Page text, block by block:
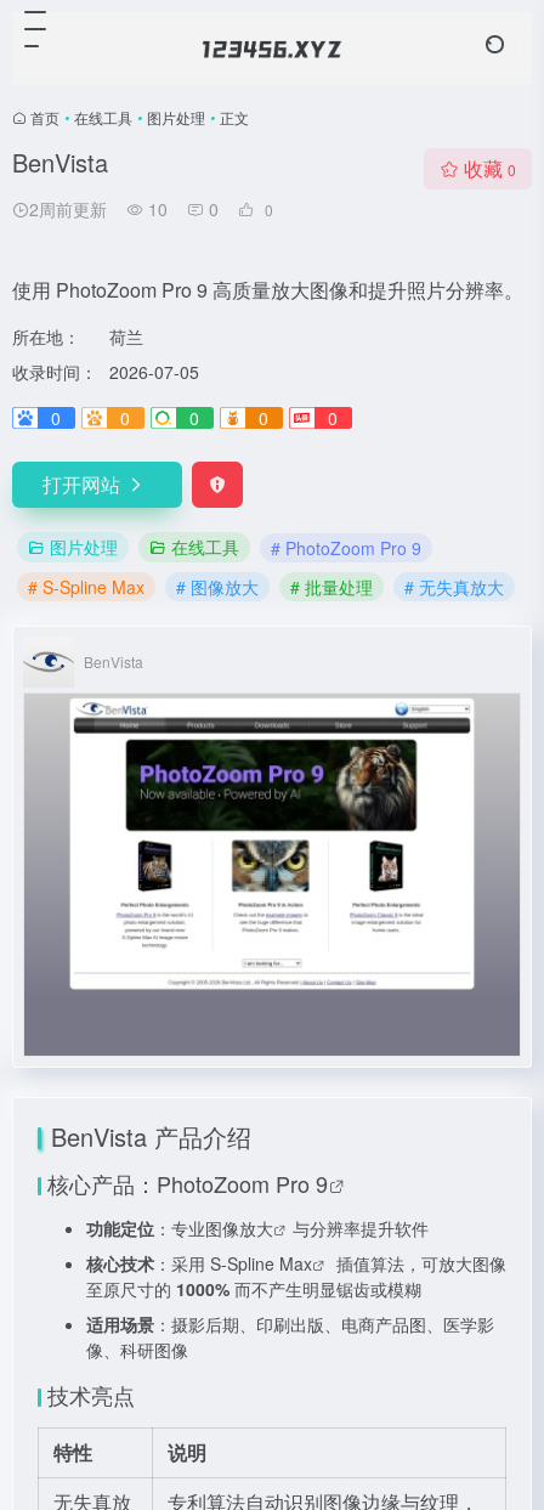
首页 • 在线工具 • 图片处理 • 正文
BenVista
2周前更新 10 0 0
收藏 0
使用 PhotoZoom Pro 9 高质量放大图像和提升照片分辨率。
所在地：
荷兰
收录时间：
2026-07-05
0
0 0 0 0
打开网站
图片处理 在线工具
# PhotoZoom Pro 9
# S-Spline Max
# 图像放大 # 批量处理 # 无失真放大
BenVista
BenVista 产品介绍
核心产品： PhotoZoom Pro 9
功能定位 ：专业图像放大
与分辨率提升软件
核心技术 ：采用 S-Spline Max
插值算法，可放大图像
至原尺寸的 1000% 而不产生明显锯齿或模糊
适用场景 ：摄影后期、印刷出版、电商产品图、医学影
像、科研图像
技术亮点
特性
说明
无失真放
专利算法自动识别图像边缘与纹理，